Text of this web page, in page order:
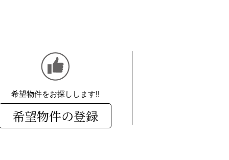
希望物件をお探しします!!
希望物件の登録